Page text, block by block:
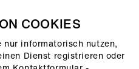
COOKIES
nur informatorisch nutzen,
Dienst registrieren oder